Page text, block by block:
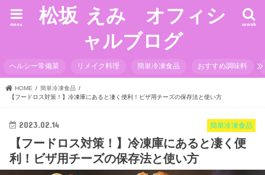
松坂 えみ オフィシ
ャルブログ
search
menu
ヘルシー常備菜 リメイク料理 簡単冷凍食品 おすすめ調味料
HOME
簡単冷凍食品
【フードロス対策！】冷凍庫にあると凄く便利！ビザ用チーズの保存法と使い方
簡単冷凍食品
2023.02.14
【フードロス対策！】冷凍庫にあると凄く便
利！ビザ用チーズの保存法と使い方